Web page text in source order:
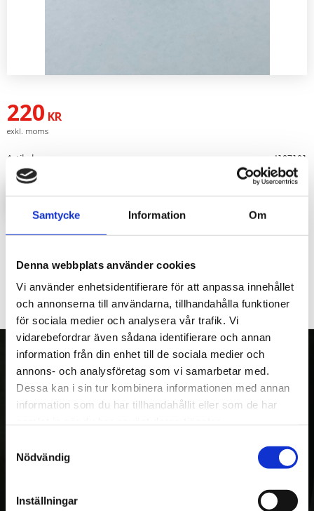
Samtycke Information Om
Denna webbplats använder cookies
Vi använder enhetsidentifierare för att anpassa innehållet
och annonserna till användarna, tillhandahålla funktioner
för sociala medier och analysera vår trafik. Vi
vidarebefordrar även sådana identifierare och annan
information från din enhet till de sociala medier och
annons- och analysföretag som vi samarbetar med.
Dessa kan i sin tur kombinera informationen med annan
information som du har tillhandahållit eller som de har
Nödvändig
Inställningar
220 KR
Artikelnr J107101
LOGGA IN FÖR ATT HANDLA
OM OSS
Kranman AB tillverkar och säljer vagnar,
skogs- och entreprenadmaskiner. Med över
tillverkning, var Kranman först i världen med